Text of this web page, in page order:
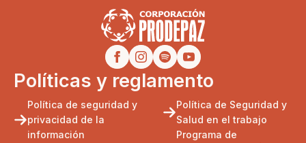
Políticas y reglamento
Política de seguridad y
privacidad de la
información
Política de Seguridad y
Salud en el trabajo
Programa de